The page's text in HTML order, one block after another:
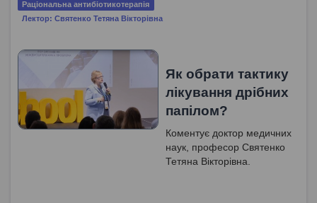
Раціональна антибіотикотерапія
Лектор: Святенко Тетяна Вікторівна
Як обрати тактику
лікування дрібних
папілом?
Коментує доктор медичних
наук, професор Святенко
Тетяна Вікторівна.